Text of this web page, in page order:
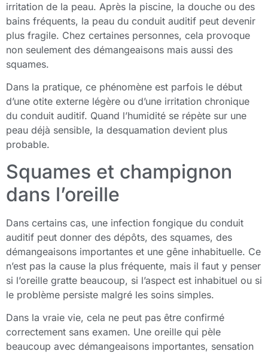
irritation de la peau. Après la piscine, la douche ou des
bains fréquents, la peau du conduit auditif peut devenir
plus fragile. Chez certaines personnes, cela provoque
non seulement des démangeaisons mais aussi des
squames.
Dans la pratique, ce phénomène est parfois le début
d’une otite externe légère ou d’une irritation chronique
du conduit auditif. Quand l’humidité se répète sur une
peau déjà sensible, la desquamation devient plus
probable.
Squames et champignon
dans l’oreille
Dans certains cas, une infection fongique du conduit
auditif peut donner des dépôts, des squames, des
démangeaisons importantes et une gêne inhabituelle. Ce
n’est pas la cause la plus fréquente, mais il faut y penser
si l’oreille gratte beaucoup, si l’aspect est inhabituel ou si
le problème persiste malgré les soins simples.
Dans la vraie vie, cela ne peut pas être confirmé
correctement sans examen. Une oreille qui pèle
beaucoup avec démangeaisons importantes, sensation